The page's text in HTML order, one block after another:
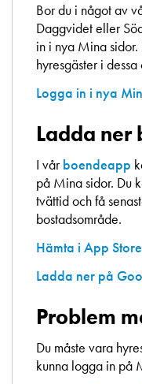
Bor du i något av
Daggvidet eller
in i nya Mina
hyresgäster i
Logga in i nya
Ladda ner
I vårboendeapp
på Mina sidor. Du
tvättid och få
bostadsområde.
Hämta i App Store
Ladda ner på
Problem
Du måste vara
kunna logga in på